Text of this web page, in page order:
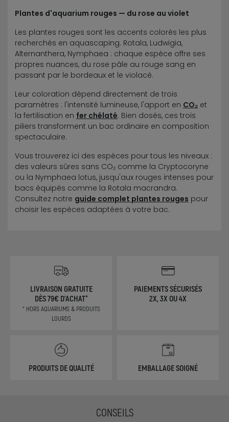
Plantes d'aquarium rouges — du rose au violet
Les plantes rouges sont les accents colorés les plus
recherchés en aquascaping. Rotala, Ludwigia,
Alternanthera, Nymphaea : chaque espèce offre ses
propres nuances, du rose pâle au rouge sang en
passant par le bordeaux et le violacé.
Leur coloration dépend directement de trois
paramètres : l'intensité lumineuse, l'apport en CO₂ et
la fertilisation en fer chélaté. Bien dosés, ces trois
piliers transforment un bac ordinaire en composition
spectaculaire.
Vous trouverez ici des espèces pour tous les niveaux :
des valeurs sûres sans CO₂ comme la Cryptocoryne
ou la Nymphaea lotus, jusqu'aux rouges intenses pour
bacs équipés comme la Rotala macrandra.
Consultez notre guide complet plantes rouges pour
choisir les espèces adaptées à votre bac.
LIVRAISON GRATUITE
DÈS 79€ D'ACHAT*
* HORS AQUARIUMS & PRODUITS
LOURDS
PAIEMENTS SÉCURISÉS
2X, 3X OU 4X
PRODUITS DE QUALITÉ EMBALLAGE SOIGNÉ
CONSEILS